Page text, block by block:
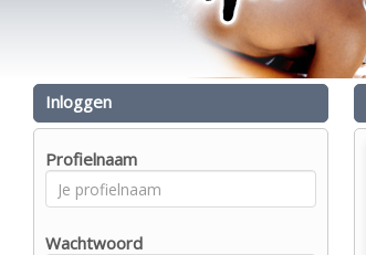
Inloggen
Profielnaam
Wachtwoord